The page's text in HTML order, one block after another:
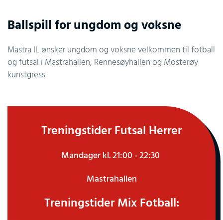
Ballspill for ungdom og voksne
Mastra IL ønsker ungdom og voksne velkommen til fotball
og futsal i Mastrahallen, Rennesøyhallen og Mosterøy
kunstgress
Treningstider Futsal Herrer
Mandager kl. 21:00 - 22:30
Mastrahallen
Treningstider Mix Fotball: